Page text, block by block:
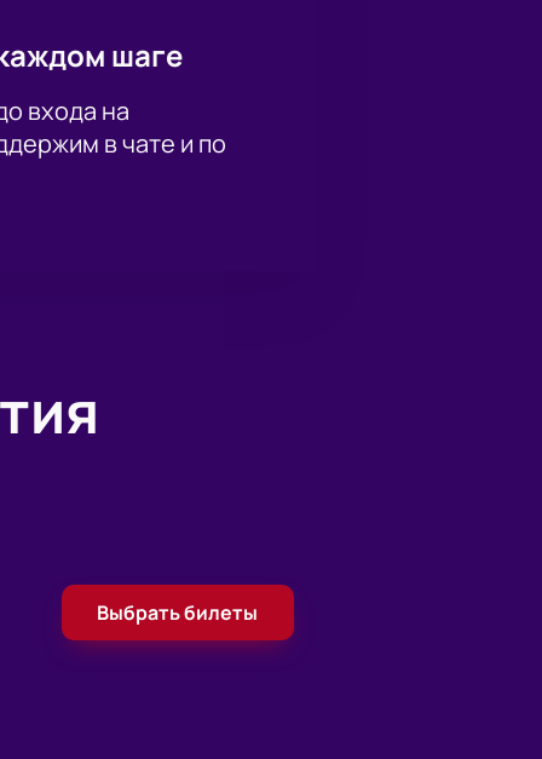
шаге
входа на
в чате и по
Выбрать билеты